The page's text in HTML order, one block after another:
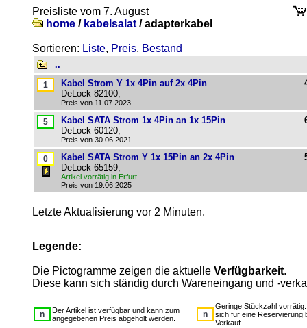
Preisliste vom 7. August
home / kabelsalat /adapterkabel
Sortieren: Liste, Preis, Bestand
..
Kabel Strom Y 1x 4Pin auf 2x 4Pin
DeLock 82100;
Preis von 11.07.2023
Kabel SATA Strom 1x 4Pin an 1x 15Pin
DeLock 60120;
Preis von 30.06.2021
Kabel SATA Strom Y 1x 15Pin an 2x 4Pin
DeLock 65159;
Artikel vorrätig in Erfurt.
Preis von 19.06.2025
Letzte Aktualisierung vor 2 Minuten.
Legende:
Die Pictogramme zeigen die aktuelle Verfügbarkeit.
Diese kann sich ständig durch Wareneingang und -
Der Artikel ist verfügbar und kann zum
angegebenen Preis abgeholt werden.
Geringe Stückzahl
sich für eine Reservierung
Verkauf.